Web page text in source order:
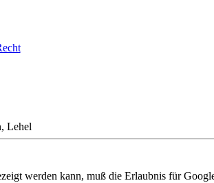
Lehel
werden kann, muß die Erlaubnis für